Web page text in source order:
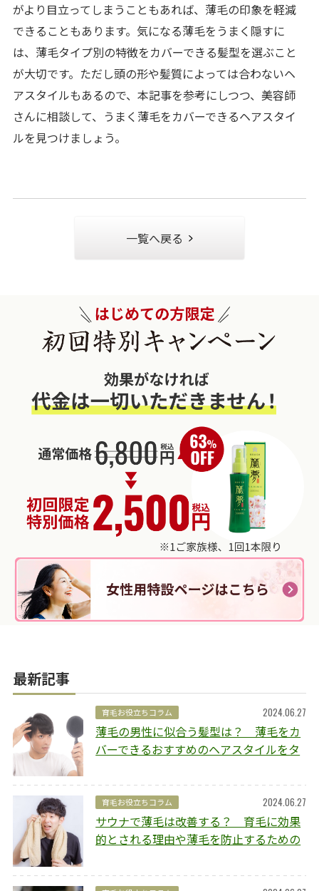
がより目立ってしまうこともあれば、薄毛の印象を軽減
できることもあります。気になる薄毛をうまく隠すに
は、薄毛タイプ別の特徴をカバーできる髪型を選ぶこと
が大切です。ただし頭の形や髪質によっては合わないヘ
アスタイルもあるので、本記事を参考にしつつ、美容師
さんに相談して、うまく薄毛をカバーできるヘアスタイ
ルを見つけましょう。
一覧へ戻る
最新記事
育毛お役立ちコラム 2024.06.27
薄毛の男性に似合う髪型は？ 薄毛をカ
バーできるおすすめのヘアスタイルをタ
育毛お役立ちコラム 2024.06.27
サウナで薄毛は改善する？ 育毛に効果
的とされる理由や薄毛を防止するための